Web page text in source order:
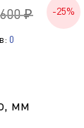
₽ -25%
0
мм